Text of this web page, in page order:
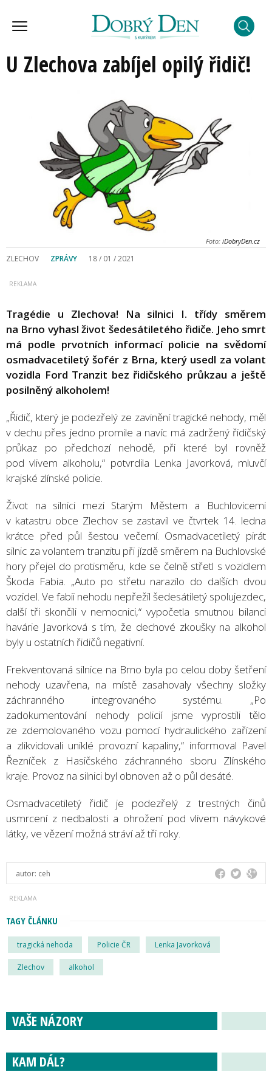
U Zlechova zabíjel opilý řidič!
Foto: iDobryDen.cz
ZLECHOV ZPRÁVY 18 / 01 / 2021
Tragédie u Zlechova! Na silnici I. třídy směrem
na Brno vyhasl život šedesátiletého řidiče. Jeho smrt
má podle prvotních informací policie na svědomí
osmadvacetiletý šofér z Brna, který usedl za volant
vozidla Ford Tranzit bez řidičského průkzau a ještě
posilněný alkoholem!
„Řidič, který je podezřelý ze zavinění tragické nehody, měl
v dechu přes jedno promile a navíc má zadržený řidičský
průkaz po předchozí nehodě, při které byl rovněž
pod vlivem alkoholu,“ potvrdila Lenka Javorková, mluvčí
krajské zlínské policie.
Život na silnici mezi Starým Městem a Buchlovicemi
v katastru obce Zlechov se zastavil ve čtvrtek 14. ledna
krátce před půl šestou večerní. Osmadvacetiletý pirát
silnic za volantem tranzitu při jízdě směrem na Buchlovské
hory přejel do protisměru, kde se čelně střetl s vozidlem
Škoda Fabia. „Auto po střetu narazilo do dalších dvou
vozidel. Ve fabii nehodu nepřežil šedesátiletý spolujezdec,
další tři skončili v nemocnici,“ vypočetla smutnou bilanci
havárie Javorková s tím, že dechové zkoušky na alkohol
byly u ostatních řidičů negativní.
Frekventovaná silnice na Brno byla po celou doby šetření
nehody uzavřena, na místě zasahovaly všechny složky
záchranného integrovaného systému. „Po
zadokumentování nehody policií jsme vyprostili tělo
ze zdemolovaného vozu pomocí hydraulického zařízení
a zlikvidovali uniklé provozní kapaliny,“ informoval Pavel
Řezníček z Hasičského záchranného sboru Zlínského
kraje. Provoz na silnici byl obnoven až o půl desáté.
Osmadvacetiletý řidič je podezřelý z trestných činů
usmrcení z nedbalosti a ohrožení pod vlivem návykové
látky, ve vězení možná stráví až tři roky.
autor: ceh
TAGY ČLÁNKU
tragická nehoda Policie ČR Lenka Javorková
Zlechov alkohol
VAŠE NÁZORY
KAM DÁL?